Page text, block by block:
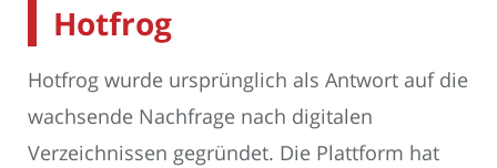
Hotfrog
Hotfrog wurde ursprünglich als Antwort auf die
wachsende Nachfrage nach digitalen
Verzeichnissen gegründet. Die Plattform hat